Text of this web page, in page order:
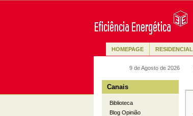
HOMEPAGE RESIDENCIAL
9 de Agosto de 2026
Canais
Biblioteca
Blog Opinião